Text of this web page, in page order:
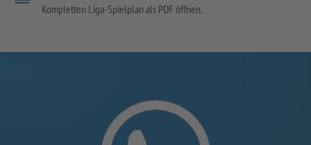
Kompletten Liga-Spielplan als PDF öffnen.